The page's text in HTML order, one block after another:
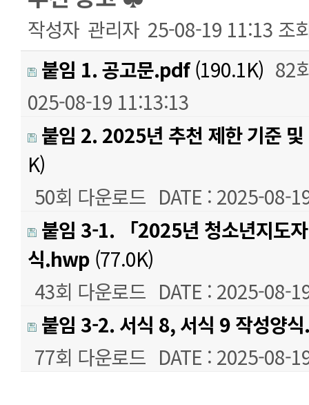
작성자 관리자 25-08-19 11:13 조
붙임 1. 공고문.pdf(190.1K) 82
025-08-19 11:13:13
붙임 2. 2025년 추천 제한 기준
K)
50회 다운로드 DATE : 2025-08-
붙임 3-1. 「2025년 청소년지도
식.hwp (77.0K)
43회 다운로드 DATE : 2025-08-
붙임 3-2. 서식 8, 서식 9 작성양
77회 다운로드 DATE : 2025-08-